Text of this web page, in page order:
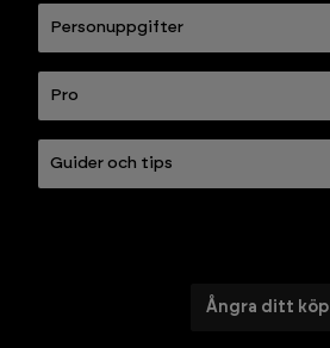
Personuppgifter
Pro
Guider och tips
Ångra ditt köp